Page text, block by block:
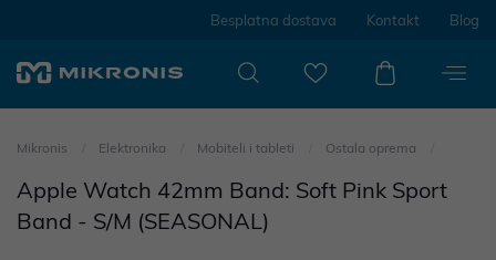
Besplatna dostava Kontakt Blog
Mikronis Elektronika Mobiteli i tableti Ostala oprema
Apple Watch 42mm Band: Soft Pink Sport
Band - S/M (SEASONAL)